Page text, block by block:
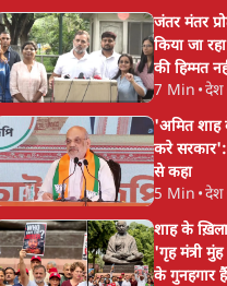
जंतर मंतर
किया जा
की हिम्मत
7 Min •देश
'अमित शाह
करे सरकार':
से कहा
5 Min •देश
शाह के
'गृह मंत्री मुंह
के गुनहगार